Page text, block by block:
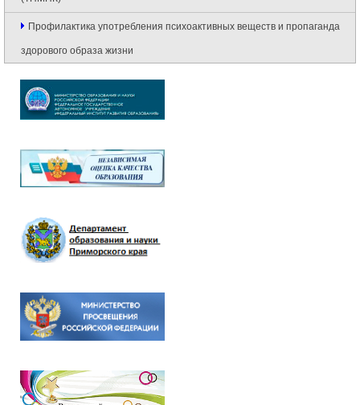
Профилактика употребления психоактивных веществ и пропаганда
здорового образа жизни